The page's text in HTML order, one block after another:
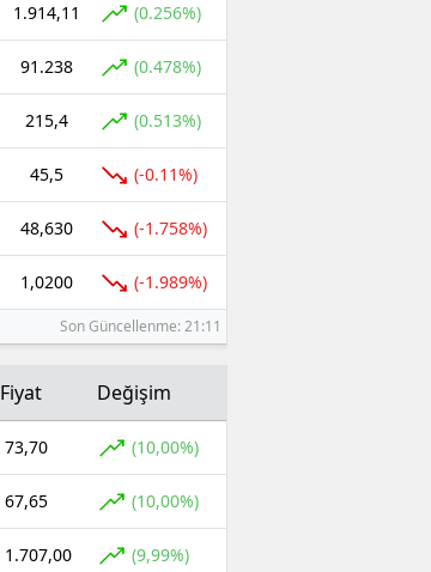
1.914,11 (0.256%)
91.238 (0.478%)
215,4 (0.513%)
45,5 (-0.11%)
48,630 (-1.758%)
1,0200 (-1.989%)
Son Güncellenme: 21:11
Fiyat Değişim
73,70 (10,00%)
67,65 (10,00%)
1.707,00 (9,99%)